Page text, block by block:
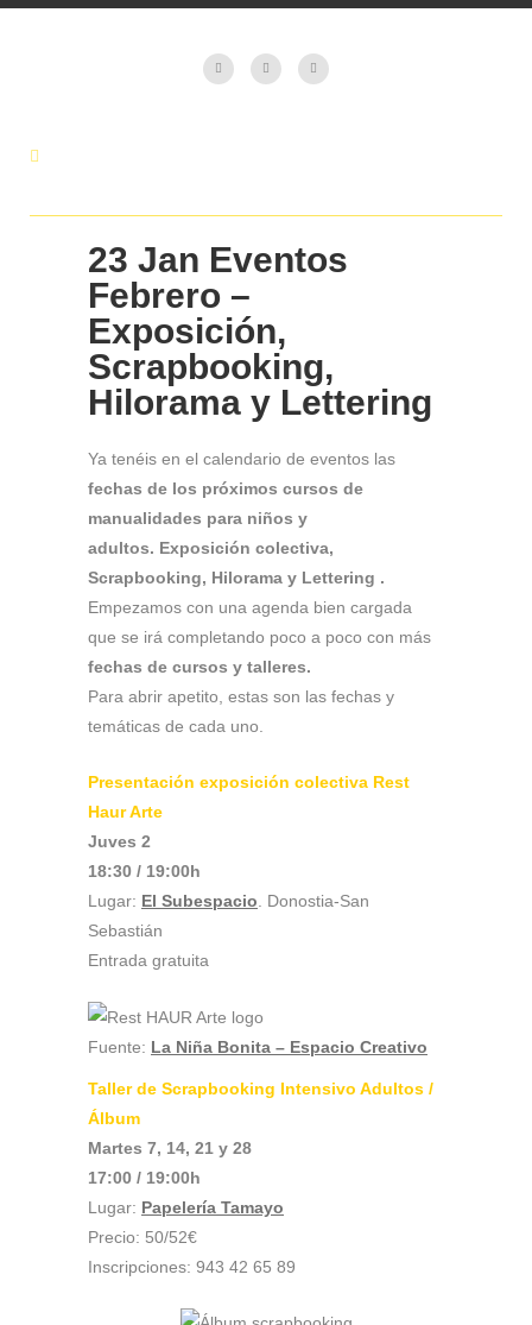
23 Jan Eventos
Febrero –
Exposición,
Scrapbooking,
Hilorama y Lettering
Ya tenéis en el calendario de eventos las
fechas de los próximos cursos de
manualidades para niños y
adultos. Exposición colectiva,
Scrapbooking, Hilorama y Lettering .
Empezamos con una agenda bien cargada
que se irá completando poco a poco con más
fechas de cursos y talleres.
Para abrir apetito, estas son las fechas y
temáticas de cada uno.
Presentación exposición colectiva Rest
Haur Arte
Juves 2
18:30 / 19:00h
Lugar: El Subespacio . Donostia-San
Sebastián
Entrada gratuita
Fuente: La Niña Bonita – Espacio Creativo
Taller de Scrapbooking Intensivo Adultos /
Álbum
Martes 7, 14, 21 y 28
17:00 / 19:00h
Lugar: Papelería Tamayo
Precio: 50/52€
Inscripciones: 943 42 65 89